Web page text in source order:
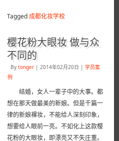
Tagged成都化妆学校
樱花粉大眼妆 做与众
不同的
By tonger | 2014年02月20日 | 学员案
例
结婚，女人一辈子中的大事。都
想在那天做最美的新娘。但是千篇一
律的新娘裸妆，不能给人深刻印象，
想要给人眼前一亮。不如化上这款樱
花粉的大眼妆，即漂亮又不失庄重。